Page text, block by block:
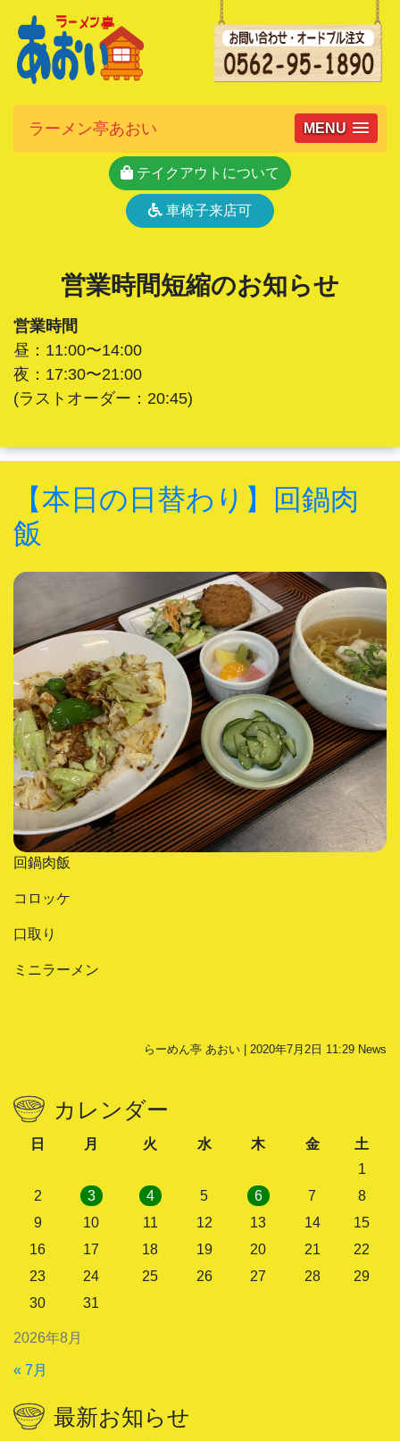
ラーメン亭あおい MENU
テイクアウトについて
車椅子来店可
営業時間短縮のお知らせ
営業時間
昼：11:00〜14:00
夜：17:30〜21:00
(ラストオーダー：20:45)
【本日の日替わり】回鍋肉
飯
回鍋肉飯
コロッケ
口取り
ミニラーメン
らーめん亭 あおい | 2020年7月2日 11:29 News
カレンダー
2026年8月
日 月 火 水 木 金
土
1
2
3 4 5 6 7
8
9
10 11 12 13 14
15
16
17 18 19 20 21
22
23
24 25 26 27 28
29
30
31
« 7月
最新お知らせ